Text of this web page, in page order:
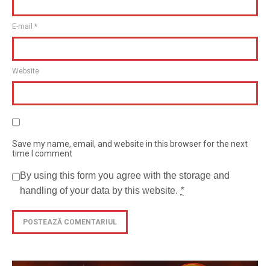
E-mail *
Website
Save my name, email, and website in this browser for the next
time I comment
By using this form you agree with the storage and
handling of your data by this website. *